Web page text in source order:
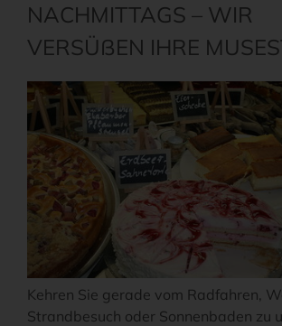
NACHMITTAGS – WIR
VERSÜßEN IHRE
Kehren Sie gerade vom Radfahren,
Strandbesuch oder Sonnenbaden zu